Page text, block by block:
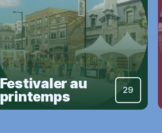
Festivaler au
printemps
29